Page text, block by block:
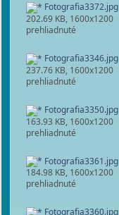
Fotografia3372.jpg
202.69 KB, 1600x1200
prehliadnuté
Fotografia3346.jpg
237.76 KB, 1600x1200
prehliadnuté
Fotografia3350.jpg
163.93 KB, 1600x1200
prehliadnuté
Fotografia3361.jpg
184.98 KB, 1600x1200
prehliadnuté
Fotografia3360.jpg